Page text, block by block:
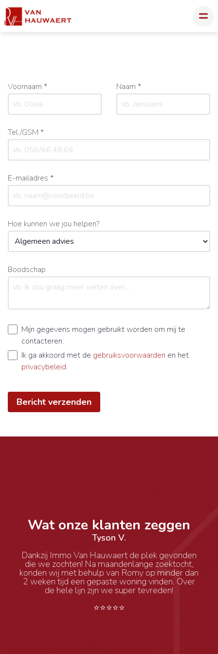
Voornaam * Naam *
Tel./GSM *
E-mailadres *
Hoe kunnen we jou helpen?
Boodschap
Mijn gegevens mogen gebruikt worden om mij te
contacteren.
Ik ga akkoord met de gebruiksvoorwaarden en het
privacybeleid.
Bericht verzenden
Wat onze klanten zeggen
Tyson V.
Dankzij Immo Van Hauwaert de plek gevonden
die we zochten! Na maandenlange zoektocht,
konden wij met behulp van Romy op minder dan
2 weken tijd een gepaste woning vinden. Over
de hele lijn zijn we super tevreden!
⭐⭐⭐⭐⭐